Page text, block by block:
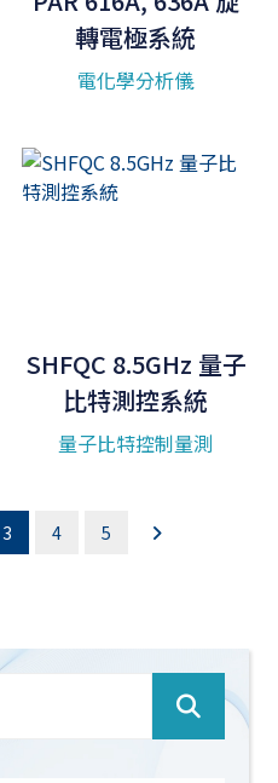
轉電極系統
電化學分析儀
SHFQC 8.5GHz 量子
比特測控系統
量子比特控制量測
3 4 5